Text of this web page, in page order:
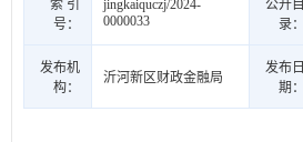
索 引
号：
jingkaiquczj/2024-
0000033
公开目
录：
发布机
构：
沂河新区财政金融局
发布日
期：